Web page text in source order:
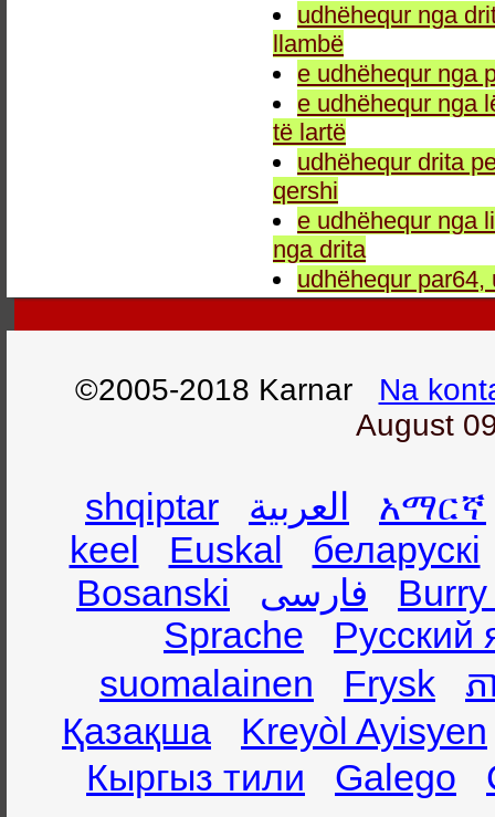
udhëhequr nga
llambë
e udhëhequr nga
e udhëhequr nga
të lartë
udhëhequr drita
qershi
e udhëhequr nga
nga drita
udhëhequr
©2005-2018 Karnar Na
August
shqiptar العربية
አማርኛ
keel
Euskal
беларускі
Bosanski
فارسی
Sprache
Русский
suomalainen
Frysk
ភ
Қазақша
Kreyòl Ayisyen
Кыргыз тили
Galego